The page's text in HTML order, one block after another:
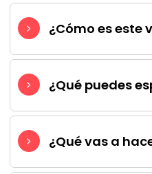
¿Cómo es este
¿Qué puedes
¿Qué vas a